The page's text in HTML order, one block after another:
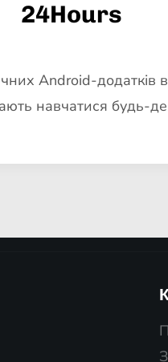
24Hours
Android-додатків
навчатися будь-